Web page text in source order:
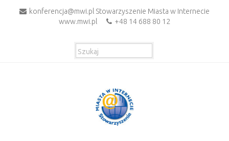
konferencja@mwi.pl Stowarzyszenie Miasta w Internecie
www.mwi.pl
+48 14 688 80 12